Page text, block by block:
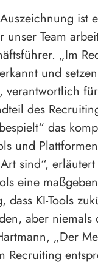
unser Team
„Im
und
verantwortlich
des
das
und
sind“,
eine
dass KI-Tools
aber
„Der